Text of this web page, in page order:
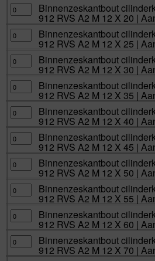
50
aantal
X
100
|
50
aantal
RVS
A2
M
X
110
|
50
aantal
Binnenzeskantbout
cilinderkop
DIN
RVS
A2
M
X
20
|
50
aantal
Binnenzeskantbout
912 RVS A2 M 12 X 20 |
Binnenzeskantbout
cilinderkop
DIN
RVS
A2
M
X
25
|
50
aantal
Binnenzeskantbout
912 RVS A2 M 12 X 25 |
Binnenzeskantbout
cilinderkop
DIN
RVS
A2
M
X
30
|
50
aantal
Binnenzeskantbout
912 RVS A2 M 12 X 30 |
Binnenzeskantbout
cilinderkop
DIN
RVS
A2
M
X
35
|
50
aantal
Binnenzeskantbout
912 RVS A2 M 12 X 35 |
Binnenzeskantbout
cilinderkop
DIN
RVS
A2
M
X
40
|
50
aantal
Binnenzeskantbout
912 RVS A2 M 12 X 40 |
Binnenzeskantbout
cilinderkop
DIN
RVS
A2
M
X
45
|
100
aantal
Binnenzeskantbout
912 RVS A2 M 12 X 45 |
Binnenzeskantbout
cilinderkop
DIN
RVS
A2
M
X
50
|
50
aantal
Binnenzeskantbout
912 RVS A2 M 12 X 50 |
Binnenzeskantbout
cilinderkop
DIN
RVS
A2
M
X
55
|
Binnenzeskantbout
912 RVS A2 M 12 X 55 |
Binnenzeskantbout
cilinderkop
DIN
RVS
A2
M
Binnenzeskantbout
912 RVS A2 M 12 X 60 |
Binnenzeskantbout
cilinderkop
DIN
Binnenzeskantbout
912 RVS A2 M 12 X 70 |